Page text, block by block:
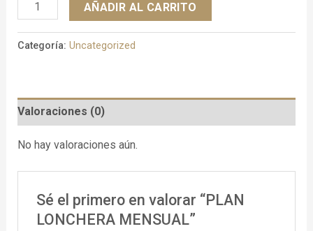
AÑADIR AL CARRITO
Categoría: Uncategorized
Valoraciones (0)
No hay valoraciones aún.
Sé el primero en valorar “PLAN
LONCHERA MENSUAL”